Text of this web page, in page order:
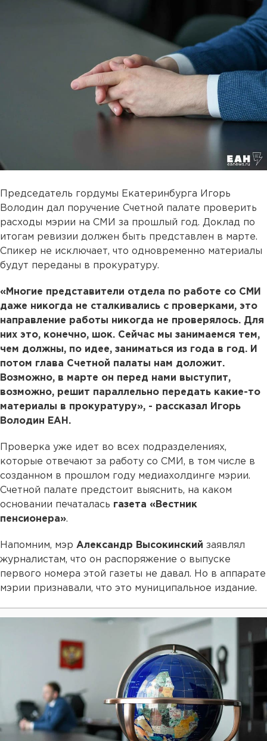
Председатель гордумы Екатеринбурга Игорь
Володин дал поручение Счетной палате проверить
расходы мэрии на СМИ за прошлый год. Доклад по
итогам ревизии должен быть представлен в марте.
Спикер не исключает, что одновременно материалы
будут переданы в прокуратуру.
«Многие представители отдела по работе со СМИ
даже никогда не сталкивались с проверками, это
направление работы никогда не проверялось. Для
них это, конечно, шок. Сейчас мы занимаемся тем,
чем должны, по идее, заниматься из года в год. И
потом глава Счетной палаты нам доложит.
Возможно, в марте он перед нами выступит,
возможно, решит параллельно передать какие-то
материалы в прокуратуру», - рассказал Игорь
Володин ЕАН.
Проверка уже идет во всех подразделениях,
которые отвечают за работу со СМИ, в том числе в
созданном в прошлом году медиахолдинге мэрии.
Счетной палате предстоит выяснить, на каком
основании печаталась газета «Вестник
пенсионера».
Напомним, мэр Александр Высокинский заявлял
журналистам, что он распоряжение о выпуске
первого номера этой газеты не давал. Но в аппарате
мэрии признавали, что это муниципальное издание.